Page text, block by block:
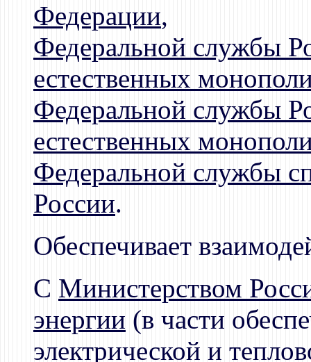
Федерации,
Федеральной службы
естественных
Федеральной службы
естественных
Федеральной службы
России.
Обеспечивает
С Министерством
энергии (в части
электрической и